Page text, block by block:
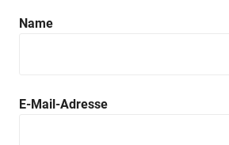
Name
E-Mail-Adresse